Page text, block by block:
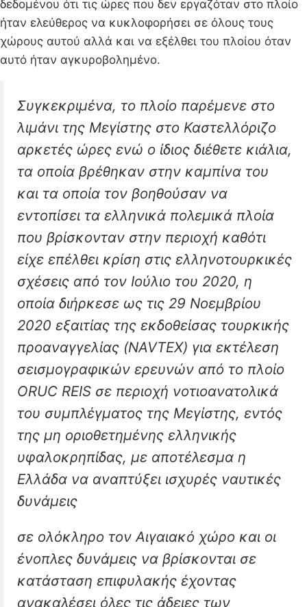
δεδομένου ότι τις ώρες που δεν εργαζόταν στο πλοίο
ήταν ελεύθερος να κυκλοφορήσει σε όλους τους
χώρους αυτού αλλά και να εξέλθει του πλοίου όταν
αυτό ήταν αγκυροβολημένο.
Συγκεκριμένα, το πλοίο παρέμενε στο
λιμάνι της Μεγίστης στο Καστελλόριζο
αρκετές ώρες ενώ ο ίδιος διέθετε κιάλια,
τα οποία βρέθηκαν στην καμπίνα του
και τα οποία τον βοηθούσαν να
εντοπίσει τα ελληνικά πολεμικά πλοία
που βρίσκονταν στην περιοχή καθότι
είχε επέλθει κρίση στις ελληνοτουρκικές
σχέσεις από τον Ιούλιο του 2020, η
οποία διήρκεσε ως τις 29 Νοεμβρίου
2020 εξαιτίας της εκδοθείσας τουρκικής
προαναγγελίας (NAVTEX) για εκτέλεση
σεισμογραφικών ερευνών από το πλοίο
ORUC REIS σε περιοχή νοτιοανατολικά
του συμπλέγματος της Μεγίστης, εντός
της μη οριοθετημένης ελληνικής
υφαλοκρηπίδας, με αποτέλεσμα η
Ελλάδα να αναπτύξει ισχυρές ναυτικές
δυνάμεις
σε ολόκληρο τον Αιγαιακό χώρο και οι
ένοπλες δυνάμεις να βρίσκονται σε
κατάσταση επιφυλακής έχοντας
ανακαλέσει όλες τις άδειες των